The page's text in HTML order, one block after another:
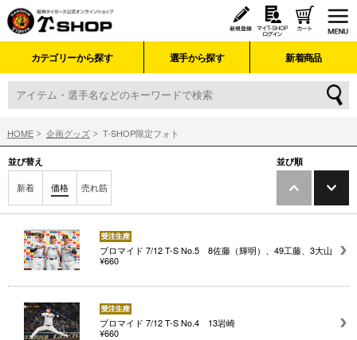
カテゴリーから探す 選手から探す 新着商品
HOME 企画グッズ T-SHOP限定フォト
並び替え
新着 価格 売れ筋
並び順
ブロマイド 7/12 T-S No.5 8佐藤（輝明）、49工藤、3大山
¥660
ブロマイド 7/12 T-S No.4 13岩崎
¥660